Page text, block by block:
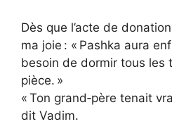
Dès que l’acte de
ma joie : « Pashka aura
besoin de dormir tous les
pièce. »
« Ton grand‑père tenait
dit Vadim.